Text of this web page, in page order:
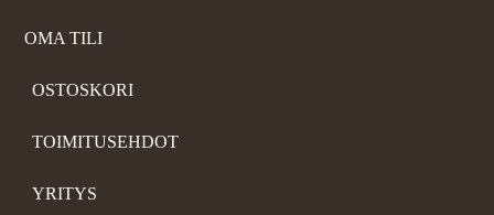
OMA TILI
OSTOSKORI
TOIMITUSEHDOT
YRITYS